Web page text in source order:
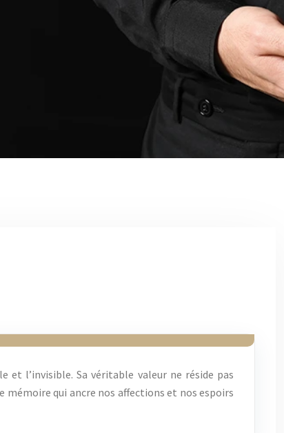
l’invisible. Sa véritable valeur ne réside pas
qui ancre nos affections et nos espoirs